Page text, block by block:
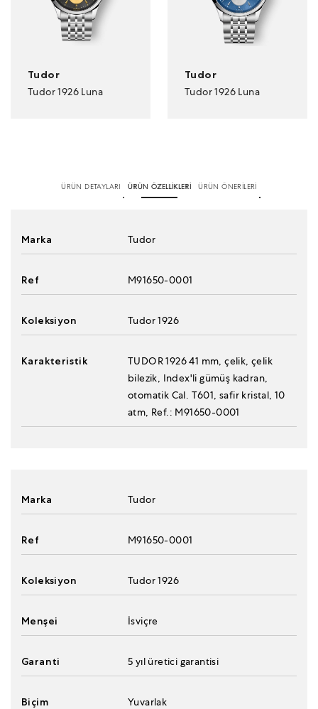
Tudor
Tudor 1926 Luna
Tudor
Tudor 1926 Luna
ÜRÜN DETAYLARI ÜRÜN ÖZELLİKLERİ ÜRÜN ÖNERİLERİ
Marka Tudor
Ref M91650-0001
Koleksiyon Tudor 1926
Karakteristik
TUDOR 1926 41 mm, çelik, çelik
bilezik, Index'li gümüş kadran,
otomatik Cal. T601, safir kristal, 10
atm, Ref.: M91650-0001
Marka Tudor
Ref M91650-0001
Koleksiyon Tudor 1926
Menşei İsviçre
Garanti 5 yıl üretici garantisi
Biçim Yuvarlak